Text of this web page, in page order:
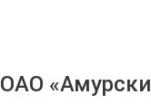
ОАО